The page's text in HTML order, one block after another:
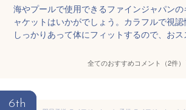
海やプールで使用できるファインジャパン
ャケットはいかがでしょう。カラフルで視
しっかりあって体にフィットするので、おス
全てのおすすめコメント（2件）
6th